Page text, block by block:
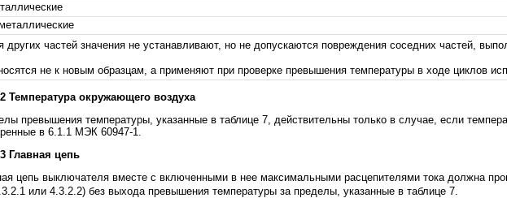
других частей значения не устанавливают, но не допускаются повреждения соседних частей,
не к новым образцам, а применяют при проверке превышения температуры в ходе циклов
Температура окружающего воздуха
превышения температуры, указанные в таблице 7, действительны только в случае, если
в 6.1.1 МЭК 60947-1.
Главная цепь
цепь выключателя вместе с включенными в нее максимальными расцепителями тока должна
или 4.3.2.2) без выхода превышения температуры за пределы, указанные в таблице 7.